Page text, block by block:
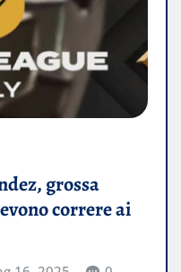
grossa
correre ai